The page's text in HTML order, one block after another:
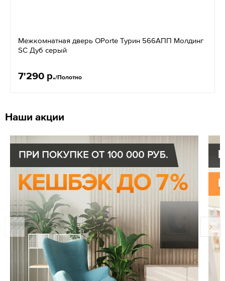
Межкомнатная дверь OPorte Турин 566АПП Молдинг
SC Дуб серый
7'290 р./Полотно
Наши акции